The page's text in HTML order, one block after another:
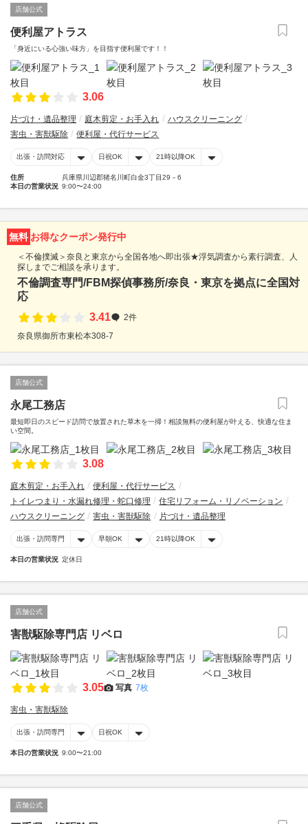
店舗公式
便利屋アトラス
「身近にいる心強い味方」を目指す便利屋です！！
3.06
片づけ・遺品整理 庭木剪定・お手入れ
ハウスクリーニング
害虫・害獣駆除
便利屋・代行サービス
出張・訪問対応 日祝OK 21時以降OK
住所
兵庫県川辺郡猪名川町白金3丁目29－6
本日の営業状況 9:00〜24:00
無料 お得なクーポン発行中
＜不倫撲滅＞奈良と東京から全国各地へ即出張★浮気調査から素行調査、人
探しまでご相談を承ります。
不倫調査専門/FBM探偵事務所/奈良・東京を拠点に全国対
応
3.41
2件
奈良県御所市東松本308-7
店舗公式
永尾工務店
最短即日のスピード訪問で放置された草木を一掃！相談無料の便利屋が叶える、快適な住ま
い空間。
3.08
庭木剪定・お手入れ
便利屋・代行サービス
トイレつまり・水漏れ修理・蛇口修理
住宅リフォーム・リノベーション
ハウスクリーニング
害虫・害獣駆除 片づけ・遺品整理
出張・訪問専門 早朝OK 21時以降OK
本日の営業状況 定休日
店舗公式
害獣駆除専門店 リベロ
3.05 写真 7枚
害虫・害獣駆除
出張・訪問専門 日祝OK
本日の営業状況 9:00〜21:00
店舗公式